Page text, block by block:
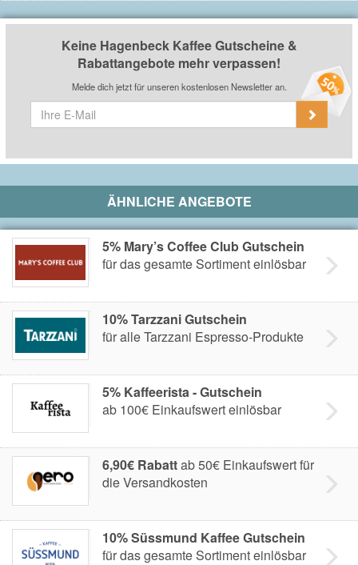
Keine Hagenbeck Kaffee Gutscheine &
Rabattangebote mehr verpassen!
Melde dich jetzt für unseren kostenlosen Newsletter an.
ÄHNLICHE ANGEBOTE
5% Mary’s Coffee Club Gutschein
für das gesamte Sortiment einlösbar
10% Tarzzani Gutschein
für alle Tarzzani Espresso-Produkte
5% Kaffeerista - Gutschein
ab 100€ Einkaufswert einlösbar
6,90€ Rabattab 50€ Einkaufswert für
die Versandkosten
10% Süssmund Kaffee Gutschein
für das gesamte Sortiment einlösbar